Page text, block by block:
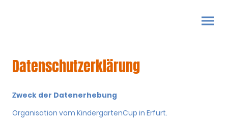
Datenschutzerklärung
Zweck der Datenerhebung
Organisation vom KindergartenCup in Erfurt.